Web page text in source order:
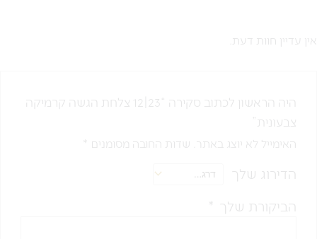
אין עדיין חוות דעת.
היה הראשון לכתוב סקירה “23|12 צלחת הגשה קרמיקה
צבעונית”
האימייל לא יוצג באתר. שדות החובה מסומנים *
הדירוג שלך
הביקורת שלך *